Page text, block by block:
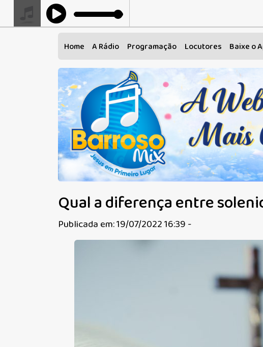
Home A Rádio Programação Locutores Baixe o
Qual a diferença entre
Publicada em: 19/07/2022 16:39 -